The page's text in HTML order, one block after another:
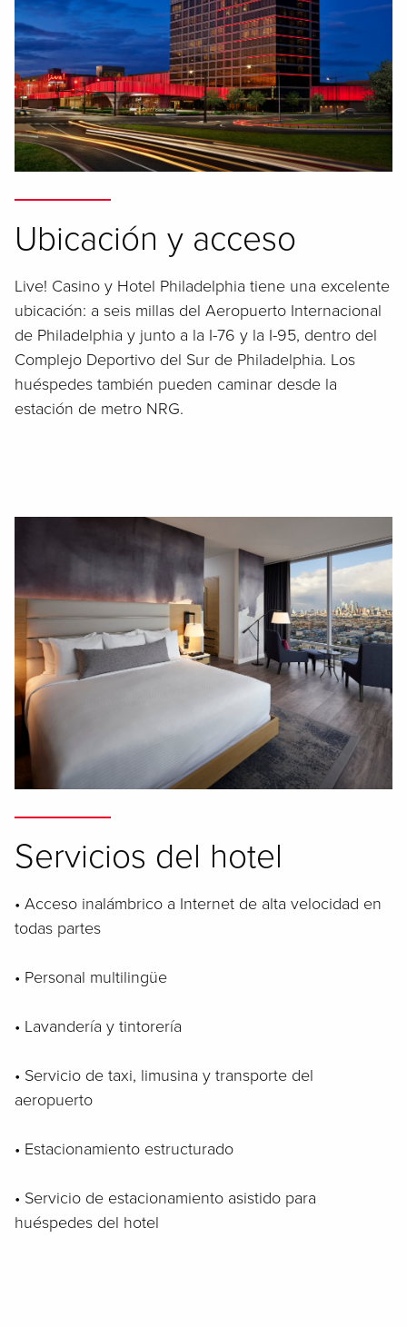
Ubicación y acceso
Live! Casino y Hotel Philadelphia tiene una excelente
ubicación: a seis millas del Aeropuerto Internacional
de Philadelphia y junto a la I-76 y la I-95, dentro del
Complejo Deportivo del Sur de Philadelphia. Los
huéspedes también pueden caminar desde la
estación de metro NRG.
Servicios del hotel
• Acceso inalámbrico a Internet de alta velocidad en
todas partes
• Personal multilingüe
• Lavandería y tintorería
• Servicio de taxi, limusina y transporte del
aeropuerto
• Estacionamiento estructurado
• Servicio de estacionamiento asistido para
huéspedes del hotel